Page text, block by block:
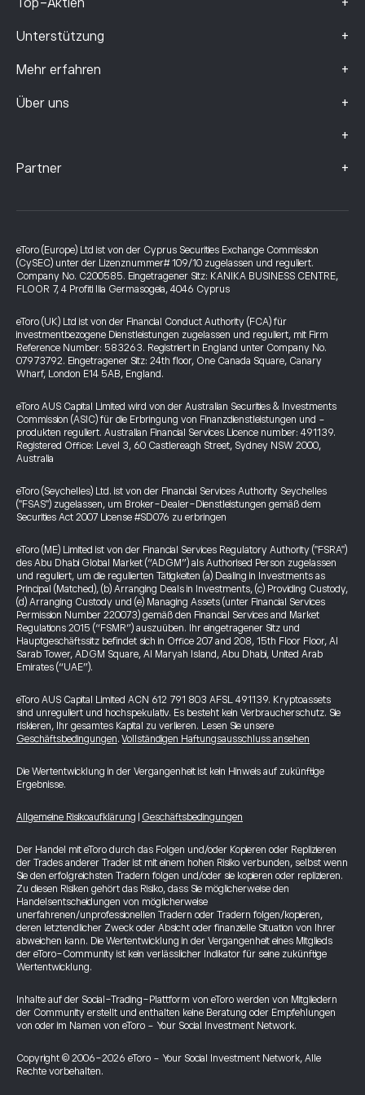
Top-Aktien +
Unterstützung +
Mehr erfahren +
Über uns +
+
Partner +
eToro (Europe) Ltd ist von der Cyprus Securities Exchange Commission
(CySEC) unter der Lizenznummer# 109/10 zugelassen und reguliert.
Company No. C200585. Eingetragener Sitz: KANIKA BUSINESS CENTRE,
FLOOR 7, 4 Profiti Ilia Germasogeia, 4046 Cyprus
eToro (UK) Ltd ist von der Financial Conduct Authority (FCA) für
investmentbezogene Dienstleistungen zugelassen und reguliert, mit Firm
Reference Number: 583263. Registriert in England unter Company No.
07973792. Eingetragener Sitz: 24th floor, One Canada Square, Canary
Wharf, London E14 5AB, England.
eToro AUS Capital Limited wird von der Australian Securities & Investments
Commission (ASIC) für die Erbringung von Finanzdienstleistungen und -
produkten reguliert. Australian Financial Services Licence number: 491139.
Registered Office: Level 3, 60 Castlereagh Street, Sydney NSW 2000,
Australia
eToro (Seychelles) Ltd. ist von der Financial Services Authority Seychelles
("FSAS") zugelassen, um Broker-Dealer-Dienstleistungen gemäß dem
Securities Act 2007 License #SD076 zu erbringen
eToro (ME) Limited ist von der Financial Services Regulatory Authority ("FSRA")
des Abu Dhabi Global Market (“ADGM”) als Authorised Person zugelassen
und reguliert, um die regulierten Tätigkeiten (a) Dealing in Investments as
Principal (Matched), (b) Arranging Deals in Investments, (c) Providing Custody,
(d) Arranging Custody und (e) Managing Assets (unter Financial Services
Permission Number 220073) gemäß den Financial Services and Market
Regulations 2015 (“FSMR”) auszuüben. Ihr eingetragener Sitz und
Hauptgeschäftssitz befindet sich in Office 207 and 208, 15th Floor Floor, Al
Sarab Tower, ADGM Square, Al Maryah Island, Abu Dhabi, United Arab
Emirates (“UAE”).
eToro AUS Capital Limited ACN 612 791 803 AFSL 491139. Kryptoassets
sind unreguliert und hochspekulativ. Es besteht kein Verbraucherschutz. Sie
riskieren, Ihr gesamtes Kapital zu verlieren. Lesen Sie unsere
Geschäftsbedingungen.Vollständigen Haftungsausschluss ansehen
Die Wertentwicklung in der Vergangenheit ist kein Hinweis auf zukünftige
Ergebnisse.
Allgemeine Risikoaufklärung Geschäftsbedingungen
Der Handel mit eToro durch das Folgen und/oder Kopieren oder Replizieren
der Trades anderer Trader ist mit einem hohen Risiko verbunden, selbst wenn
Sie den erfolgreichsten Tradern folgen und/oder sie kopieren oder replizieren.
Zu diesen Risiken gehört das Risiko, dass Sie möglicherweise den
Handelsentscheidungen von möglicherweise
unerfahrenen/unprofessionellen Tradern oder Tradern folgen/kopieren,
deren letztendlicher Zweck oder Absicht oder finanzielle Situation von Ihrer
abweichen kann. Die Wertentwicklung in der Vergangenheit eines Mitglieds
der eToro-Community ist kein verlässlicher Indikator für seine zukünftige
Wertentwicklung.
Inhalte auf der Social-Trading-Plattform von eToro werden von Mitgliedern
der Community erstellt und enthalten keine Beratung oder Empfehlungen
von oder im Namen von eToro - Your Social Investment Network.
Copyright © 2006-2026 eToro - Your Social Investment Network, Alle
Rechte vorbehalten.